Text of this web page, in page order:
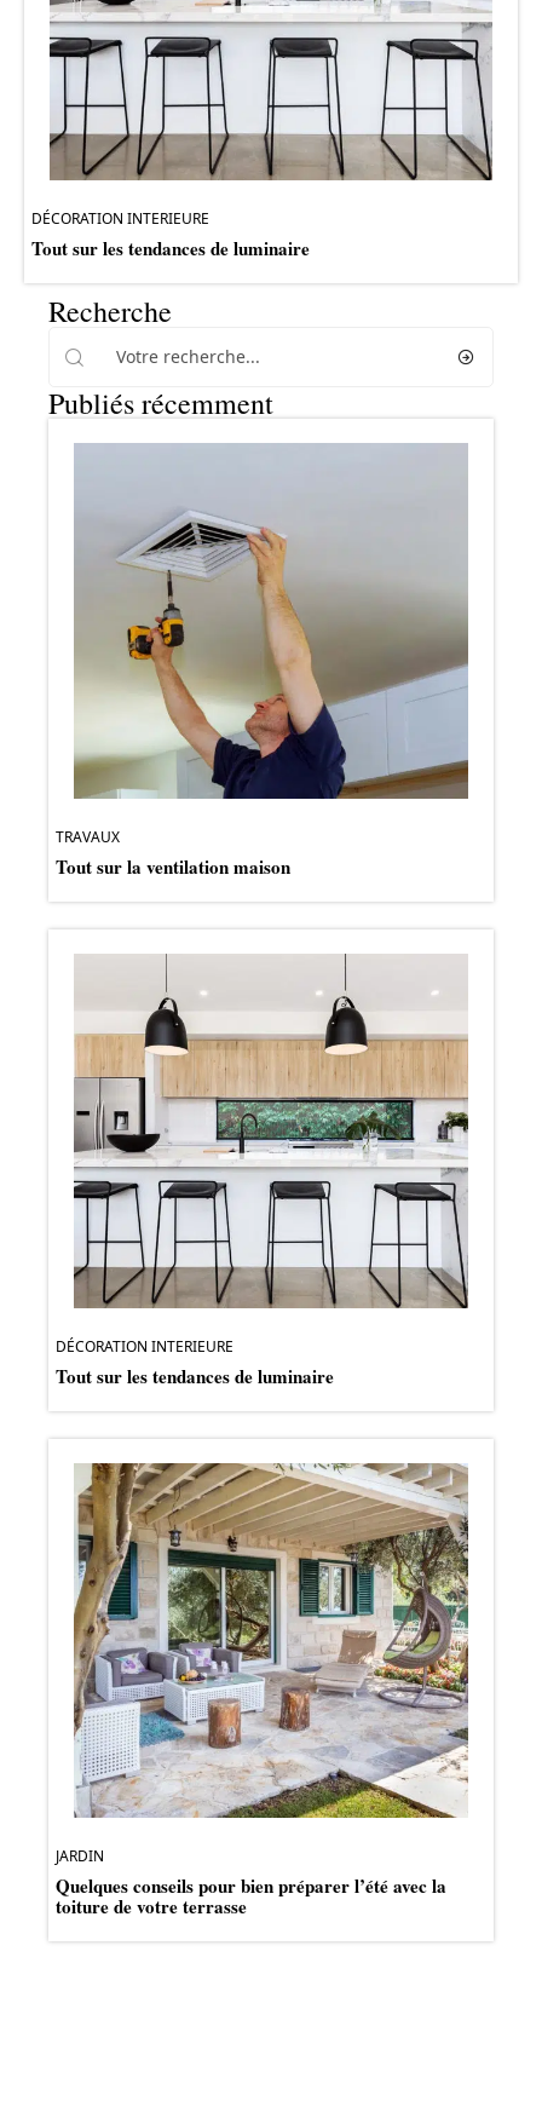
DÉCORATION INTERIEURE
Tout sur les tendances de luminaire
Recherche
Publiés récemment
TRAVAUX
Tout sur la ventilation maison
DÉCORATION INTERIEURE
Tout sur les tendances de luminaire
JARDIN
Quelques conseils pour bien préparer l’été avec la
toiture de votre terrasse